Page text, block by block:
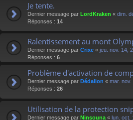
Je tente.
Dernier message par LordKraken « dim.
Réponses : 14
Ralentissement au mont
Dernier message par Crixe « jeu. nov. 14,
Réponses : 6
Problème d'activation de
Dernier message par Dédalion « mar.
Réponses : 26
Utilisation de la protection
Dernier message par Ninsouna « lun. oct.